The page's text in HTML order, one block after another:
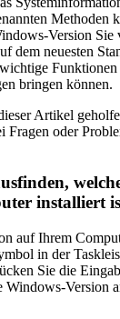
Methoden
Version Sie
dem neuesten
Funktionen
bringen können.
Artikel
Fragen oder
installiert
auf Ihrem
in der
Sie die
Windows-Version